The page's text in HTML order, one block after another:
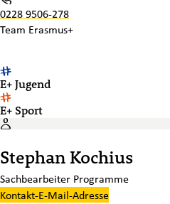
0228 9506-278
Team Erasmus+
E+ Jugend
E+ Sport
Stephan Kochius
Sachbearbeiter Programme
Kontakt-E-Mail-Adresse